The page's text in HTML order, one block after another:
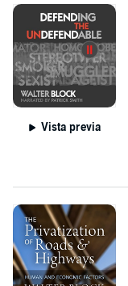
Vista previa